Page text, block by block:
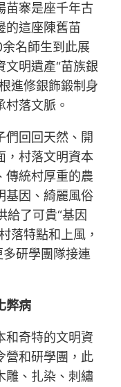
苗寨是座千年古
的這座陳舊苗
名師生到此展
文明遺產“苗族銀
進修銀飾鍛制身
落文脈。
們回回天然、開
，村落文明資本
傳統村厚重的農
基因、綺麗風俗
給了可貴“基因
落特點和上風，
研學團隊接連
弊病
和奇特的文明資
營和研學團，此
雕、扎染、刺繡